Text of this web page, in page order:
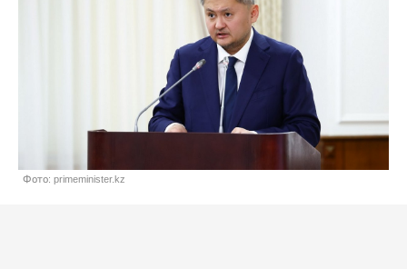
Фото: primeminister.kz